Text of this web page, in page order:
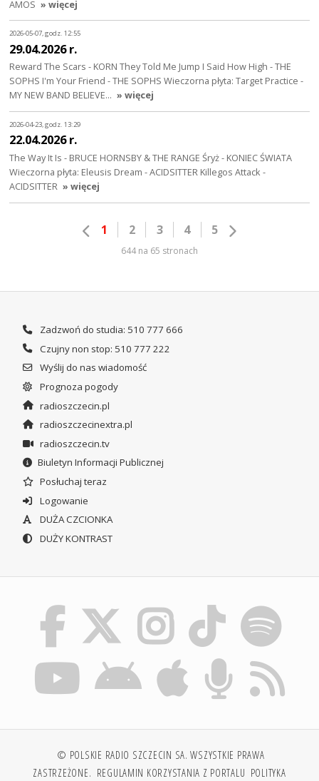
AMOS » więcej
2026-05-07, godz. 12:55
29.04.2026 r.
Reward The Scars - KORN They Told Me Jump I Said How High - THE
SOPHS I'm Your Friend - THE SOPHS Wieczorna płyta: Target Practice -
MY NEW BAND BELIEVE… » więcej
2026-04-23, godz. 13:29
22.04.2026 r.
The Way It Is - BRUCE HORNSBY & THE RANGE Śryż - KONIEC ŚWIATA
Wieczorna płyta: Eleusis Dream - ACIDSITTER Killegos Attack -
ACIDSITTER » więcej
1 2 3 4 5
644 na 65 stronach
Zadzwoń do studia: 510 777 666
Czujny non stop: 510 777 222
Wyślij do nas wiadomość
Prognoza pogody
radioszczecin.pl
radioszczecinextra.pl
radioszczecin.tv
Biuletyn Informacji Publicznej
Posłuchaj teraz
Logowanie
DUŻA CZCIONKA
DUŻY KONTRAST
© POLSKIE RADIO SZCZECIN SA. WSZYSTKIE PRAWA
ZASTRZEŻONE. REGULAMIN KORZYSTANIA Z PORTALU POLITYKA